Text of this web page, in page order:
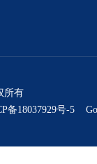
所有
备18037929号-5